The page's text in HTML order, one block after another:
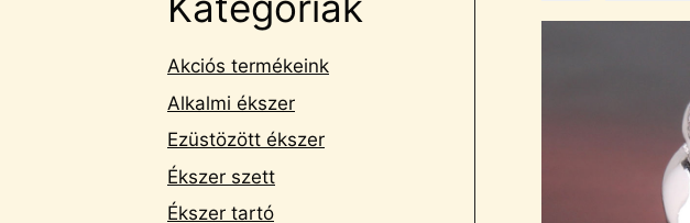
Akciós termékeink
Alkalmi ékszer
Ezüstözött ékszer
Ékszer szett
Ékszer tartó